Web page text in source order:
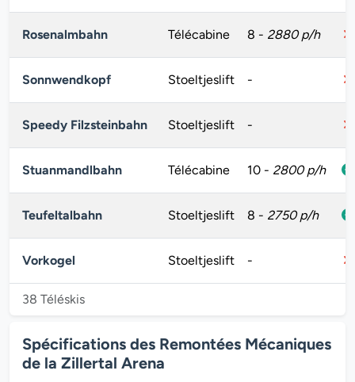
38 Téléskis
Rosenalmbahn Télécabine 8 - 2880 p/h
Sonnwendkopf Stoeltjeslift -
Speedy Filzsteinbahn Stoeltjeslift -
Stuanmandlbahn Télécabine 10 - 2800 p/h
Teufeltalbahn Stoeltjeslift 8 - 2750 p/h
Vorkogel Stoeltjeslift -
Spécifications des Remontées Mécaniques
de la Zillertal Arena